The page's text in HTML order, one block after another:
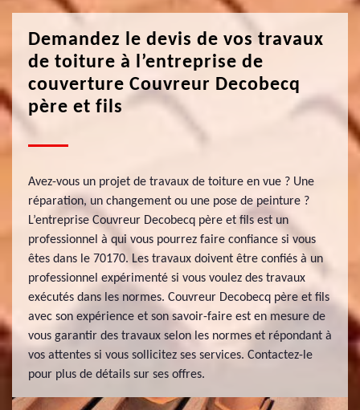
Demandez le devis de vos travaux
de toiture à l’entreprise de
couverture Couvreur Decobecq
père et fils
Avez-vous un projet de travaux de toiture en vue ? Une
réparation, un changement ou une pose de peinture ?
L’entreprise Couvreur Decobecq père et fils est un
professionnel à qui vous pourrez faire confiance si vous
êtes dans le 70170. Les travaux doivent être confiés à un
professionnel expérimenté si vous voulez des travaux
exécutés dans les normes. Couvreur Decobecq père et fils
avec son expérience et son savoir-faire est en mesure de
vous garantir des travaux selon les normes et répondant à
vos attentes si vous sollicitez ses services. Contactez-le
pour plus de détails sur ses offres.